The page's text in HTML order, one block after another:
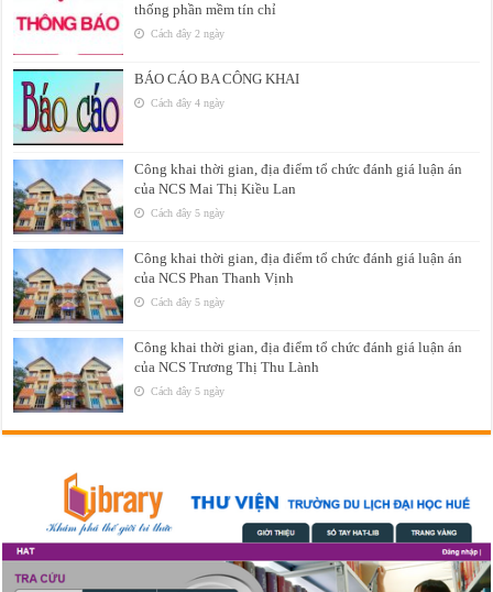
thống phần mềm tín chỉ
Cách đây 2 ngày
BÁO CÁO BA CÔNG KHAI
Cách đây 4 ngày
Công khai thời gian, địa điểm tổ chức đánh giá luận án
của NCS Mai Thị Kiều Lan
Cách đây 5 ngày
Công khai thời gian, địa điểm tổ chức đánh giá luận án
của NCS Phan Thanh Vịnh
Cách đây 5 ngày
Công khai thời gian, địa điểm tổ chức đánh giá luận án
của NCS Trương Thị Thu Lành
Cách đây 5 ngày